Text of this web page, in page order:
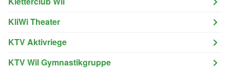
KliWi Theater
KTV Aktivriege
KTV Wil Gymnastikgruppe